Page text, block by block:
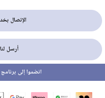
الإتصال
أرسل
انضموا إلى